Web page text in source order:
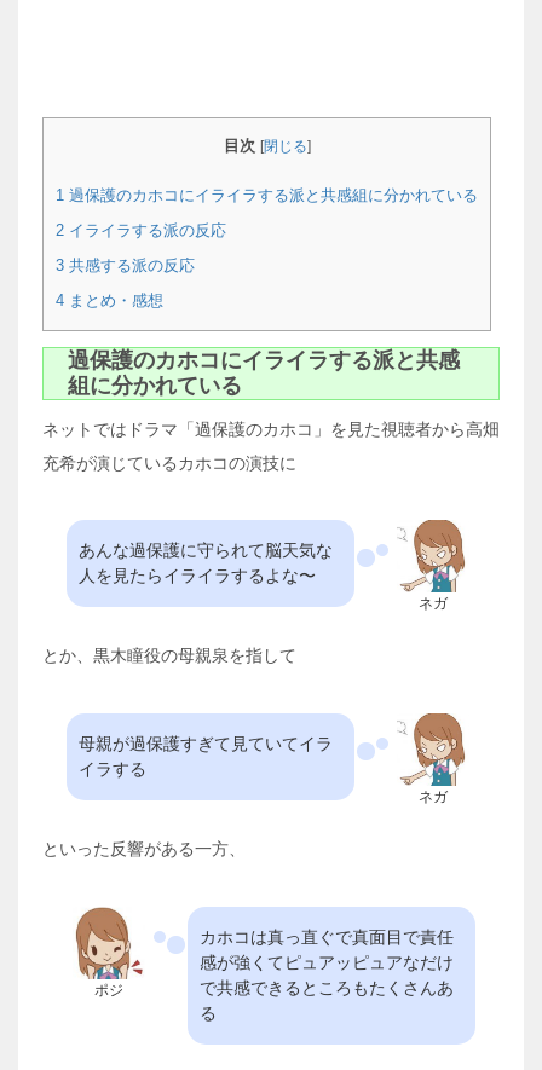
目次 [閉じる]
1 過保護のカホコにイライラする派と共感組に分かれている
2 イライラする派の反応
3 共感する派の反応
4 まとめ・感想
過保護のカホコにイライラする派と共感
組に分かれている
ネットではドラマ「過保護のカホコ」を見た視聴者から高畑
充希が演じているカホコの演技に
ネガ
あんな過保護に守られて脳天気な
人を見たらイライラするよな〜
とか、黒木瞳役の母親泉を指して
ネガ
母親が過保護すぎて見ていてイラ
イラする
といった反響がある一方、
ポジ
カホコは真っ直ぐで真面目で責任
感が強くてピュアッピュアなだけ
で共感できるところもたくさんあ
る